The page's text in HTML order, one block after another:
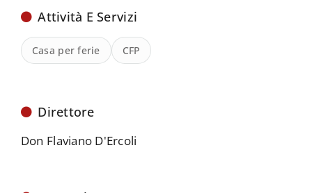
Attività E Servizi
Casa per ferie CFP
Direttore
Don Flaviano D'Ercoli